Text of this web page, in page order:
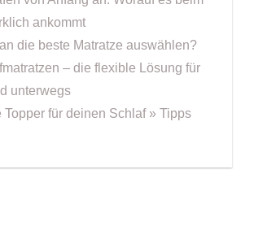
ankommt
die beste Matratze auswählen?
– die flexible Lösung für
unterwegs
Topper für deinen Schlaf » Tipps